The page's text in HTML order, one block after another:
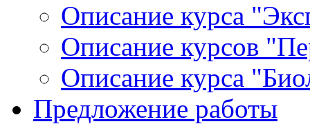
Описание курса
Описание курсов
Описание курса
Предложение работы